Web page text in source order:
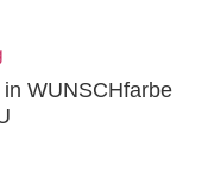
WUNSCHfarbe